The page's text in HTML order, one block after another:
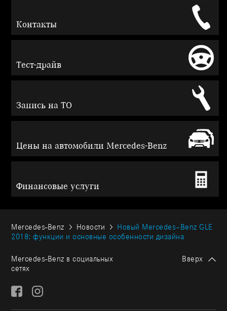
Контакты
Тест-драйв
Запись на ТО
Цены на автомобили Mercedes-Benz
Финансовые услуги
Mercedes-Benz Новости
Новый Mercedes–Benz GLE
2018: функции и основные особенности дизайна
Mercedes-Benz в социальных
сетях
Вверх